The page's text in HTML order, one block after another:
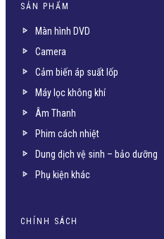
SẢN PHẨM
Màn hình DVD
Camera
Cảm biến áp suất lốp
Máy lọc không khí
Âm Thanh
Phim cách nhiệt
Dung dịch vệ sinh – bảo dưỡng
Phụ kiện khác
CHÍNH SÁCH